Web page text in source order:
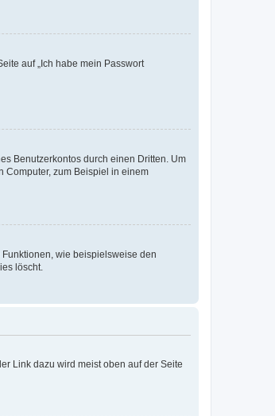
auf „Ich habe mein Passwort
Benutzerkontos durch einen Dritten. Um
Computer, zum Beispiel in einem
wie beispielsweise den
löscht.
Link dazu wird meist oben auf der Seite